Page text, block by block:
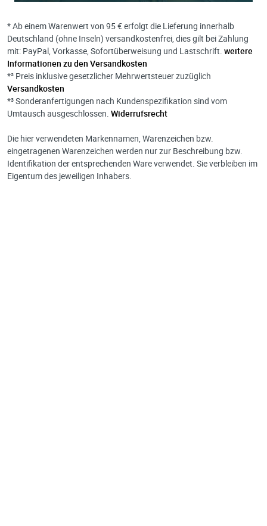
* Ab einem Warenwert von 95 € erfolgt die Lieferung innerhalb
Deutschland (ohne Inseln) versandkostenfrei, dies gilt bei Zahlung
mit: PayPal, Vorkasse, Sofortüberweisung und Lastschrift. weitere
Informationen zu den Versandkosten
*² Preis inklusive gesetzlicher Mehrwertsteuer zuzüglich
Versandkosten
*³ Sonderanfertigungen nach Kundenspezifikation sind vom
Umtausch ausgeschlossen. Widerrufsrecht
Die hier verwendeten Markennamen, Warenzeichen bzw.
eingetragenen Warenzeichen werden nur zur Beschreibung bzw.
Identifikation der entsprechenden Ware verwendet. Sie verbleiben im
Eigentum des jeweiligen Inhabers.